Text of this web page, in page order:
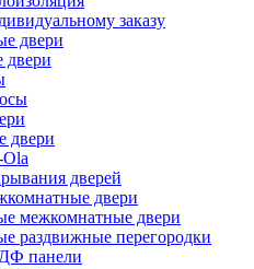
заказу
двери
двери
двери
дверей
двери
межкомнатные двери
раздвижные перегородки
панели